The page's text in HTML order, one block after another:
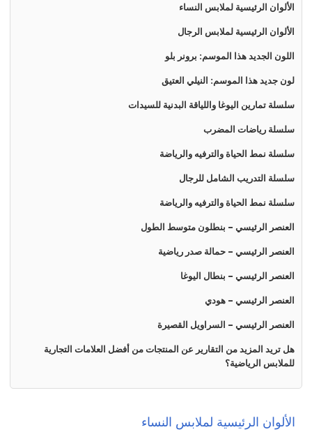
الألوان الرئيسية لملابس النساء
الألوان الرئيسية لملابس الرجال
اللون الجديد هذا الموسم: برونر بلو
لون جديد هذا الموسم: النيلي العتيق
سلسلة تمارين اليوغا واللياقة البدنية للسيدات
سلسلة رياضات المضرب
سلسلة نمط الحياة والترفيه والرياضة
سلسلة التدريب الشامل للرجال
سلسلة نمط الحياة والترفيه والرياضة
العنصر الرئيسي - بنطلون متوسط الطول
العنصر الرئيسي - حمالة صدر رياضية
العنصر الرئيسي - بنطال اليوغا
العنصر الرئيسي - هودي
العنصر الرئيسي - السراويل القصيرة
هل تريد المزيد من التقارير عن المنتجات من أفضل العلامات التجارية
للملابس الرياضية؟
الألوان الرئيسية لملابس النساء